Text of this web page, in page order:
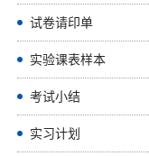
试卷请印单
实验课表样本
考试小结
实习计划